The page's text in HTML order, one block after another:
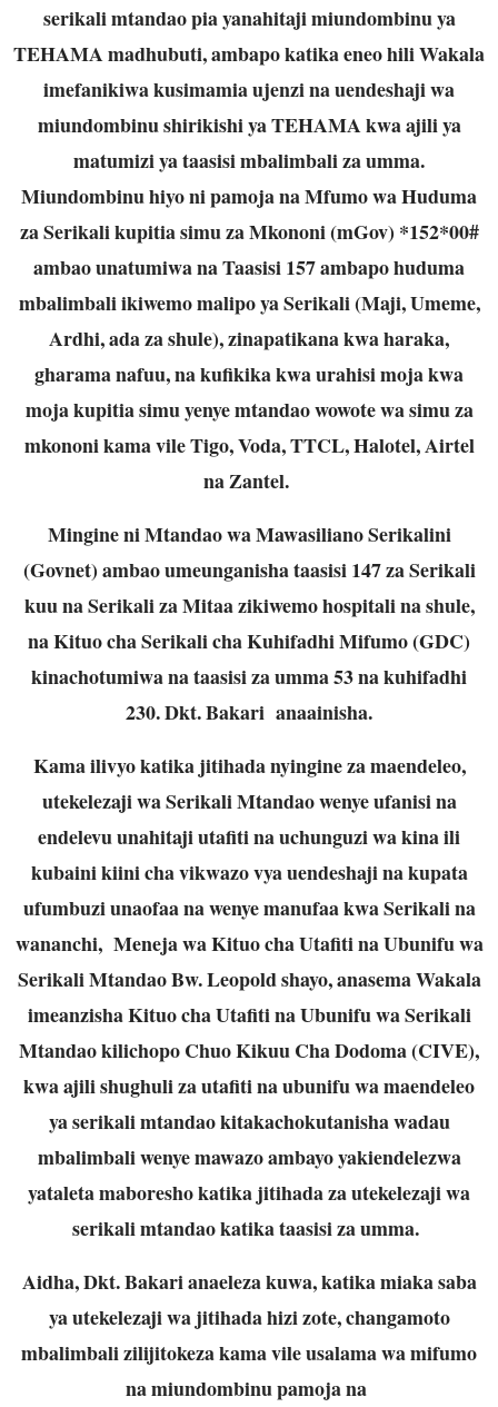
serikali mtandao pia yanahitaji miundombinu ya
TEHAMA madhubuti, ambapo katika eneo hili Wakala
imefanikiwa kusimamia ujenzi na uendeshaji wa
miundombinu shirikishi ya TEHAMA kwa ajili ya
matumizi ya taasisi mbalimbali za umma.
Miundombinu hiyo ni pamoja na Mfumo wa Huduma
za Serikali kupitia simu za Mkononi (mGov) *152*00#
ambao unatumiwa na Taasisi 157 ambapo huduma
mbalimbali ikiwemo malipo ya Serikali (Maji, Umeme,
Ardhi, ada za shule), zinapatikana kwa haraka,
gharama nafuu, na kufikika kwa urahisi moja kwa
moja kupitia simu yenye mtandao wowote wa simu za
mkononi kama vile Tigo, Voda, TTCL, Halotel, Airtel
na Zantel.
Mingine ni Mtandao wa Mawasiliano Serikalini
(Govnet) ambao umeunganisha taasisi 147 za Serikali
kuu na Serikali za Mitaa zikiwemo hospitali na shule,
na Kituo cha Serikali cha Kuhifadhi Mifumo (GDC)
kinachotumiwa na taasisi za umma 53 na kuhifadhi
230. Dkt. Bakari anaainisha.
Kama ilivyo katika jitihada nyingine za maendeleo,
utekelezaji wa Serikali Mtandao wenye ufanisi na
endelevu unahitaji utafiti na uchunguzi wa kina ili
kubaini kiini cha vikwazo vya uendeshaji na kupata
ufumbuzi unaofaa na wenye manufaa kwa Serikali na
wananchi, Meneja wa Kituo cha Utafiti na Ubunifu wa
Serikali Mtandao Bw. Leopold shayo, anasema Wakala
imeanzisha Kituo cha Utafiti na Ubunifu wa Serikali
Mtandao kilichopo Chuo Kikuu Cha Dodoma (CIVE),
kwa ajili shughuli za utafiti na ubunifu wa maendeleo
ya serikali mtandao kitakachokutanisha wadau
mbalimbali wenye mawazo ambayo yakiendelezwa
yataleta maboresho katika jitihada za utekelezaji wa
serikali mtandao katika taasisi za umma.
Aidha, Dkt. Bakari anaeleza kuwa, katika miaka saba
ya utekelezaji wa jitihada hizi zote, changamoto
mbalimbali zilijitokeza kama vile usalama wa mifumo
na miundombinu pamoja na